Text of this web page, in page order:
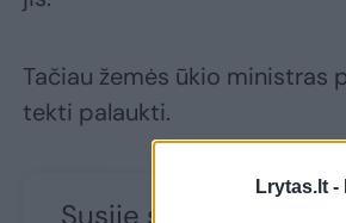
Lrytas.lt -
Tačiau žemės ūkio ministras
tekti palaukti.